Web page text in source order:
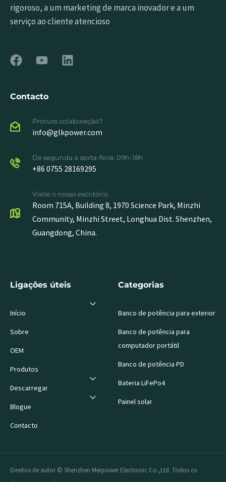
rigoroso, a um marketing de marca inovador e a um
serviço ao cliente atencioso
Contacto
Procura colaboração?
info@glkpower.com
De segunda a sexta-feira: 09h-18h
+86 0755 28169295
Visite o nosso escritório
Room 715A, Building 8, 1970 Science Park, Minzhi
Community, Minzhi Street, Longhua Dist. Shenzhen,
Guangdong, China.
Ligações úteis
Início
Sobre
OEM
Produtos
Descarregar
Blogue
Contacto
Categorias
Banco de potência para exterior
Banco de potência para
computador portátil
Banco de potência PD
Bateria LiFePo4
Painel solar
Direitos de autor © Shenzhen Merpower Electronic Co.,Ltd. Todos os